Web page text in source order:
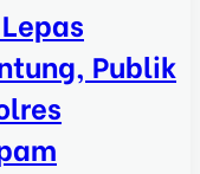
Publik